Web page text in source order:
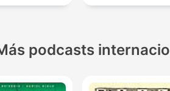
podcasts